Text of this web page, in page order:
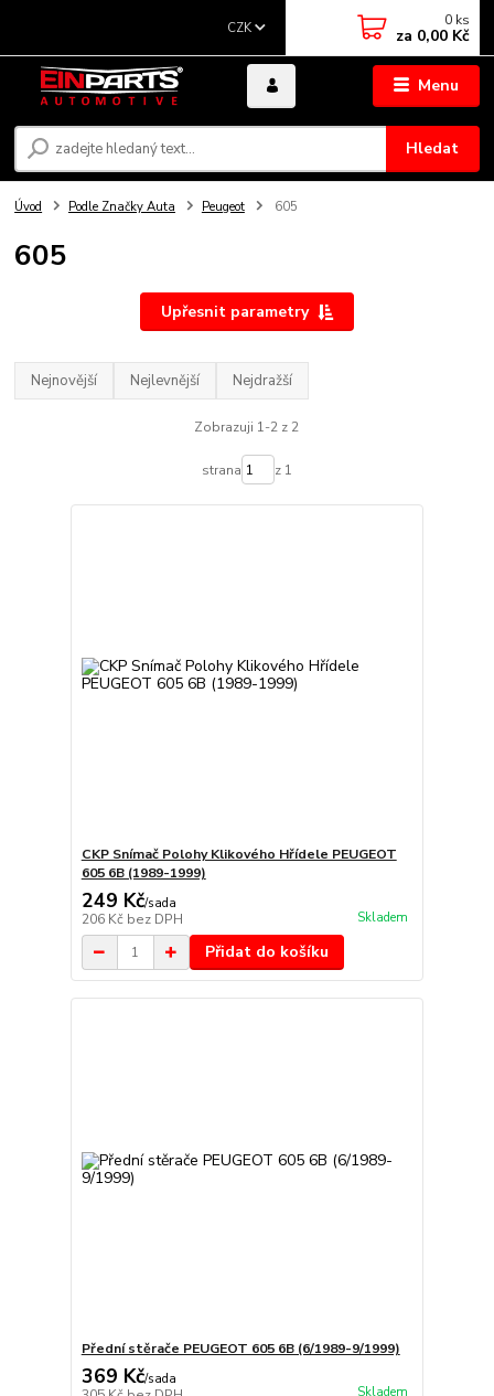
Menu
CZK
Hledat
0 ks
za 0,00 Kč
Úvod Podle Značky Auta Peugeot 605
605
Upřesnit parametry
Nejnovější Nejlevnější Nejdražší
Zobrazuji 1-2 z 2
strana z 1
CKP Snímač Polohy Klikového Hřídele PEUGEOT
605 6B (1989-1999)
249 Kč/sada
206 Kč bez DPH Skladem
Přidat do košíku
Přední stěrače PEUGEOT 605 6B (6/1989-9/1999)
369 Kč/sada
Skladem